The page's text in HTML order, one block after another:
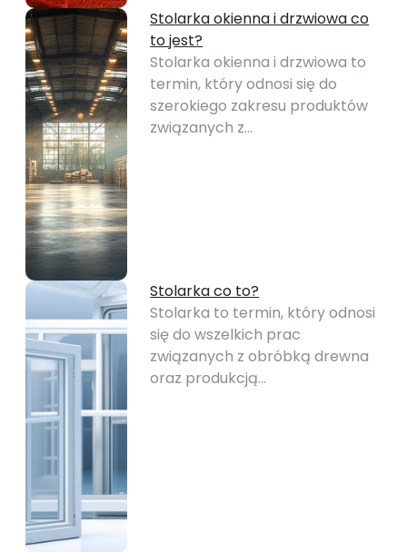
Stolarka okienna i drzwiowa co
to jest?
Stolarka okienna i drzwiowa to
termin, który odnosi się do
szerokiego zakresu produktów
związanych z…
Stolarka co to?
Stolarka to termin, który odnosi
się do wszelkich prac
związanych z obróbką drewna
oraz produkcją…